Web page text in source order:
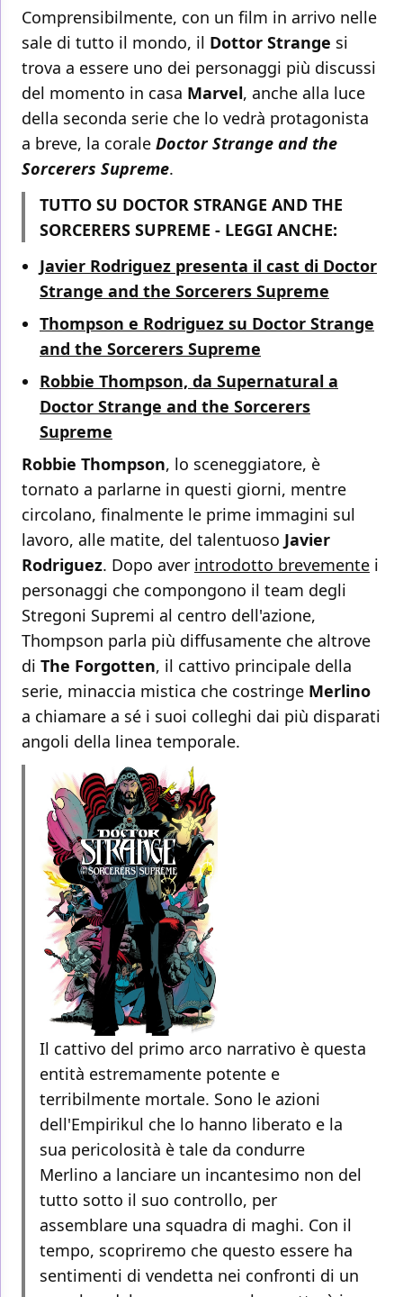
Comprensibilmente, con un film in arrivo nelle
sale di tutto il mondo, il Dottor Strange si
trova a essere uno dei personaggi più discussi
del momento in casa Marvel, anche alla luce
della seconda serie che lo vedrà protagonista
a breve, la corale Doctor Strange and the
Sorcerers Supreme.
TUTTO SU DOCTOR STRANGE AND THE
SORCERERS SUPREME - LEGGI ANCHE:
Javier Rodriguez presenta il cast di Doctor
Strange and the Sorcerers Supreme
Thompson e Rodriguez su Doctor Strange
and the Sorcerers Supreme
Robbie Thompson, da Supernatural a
Doctor Strange and the Sorcerers
Supreme
Robbie Thompson, lo sceneggiatore, è
tornato a parlarne in questi giorni, mentre
circolano, finalmente le prime immagini sul
lavoro, alle matite, del talentuoso Javier
Rodriguez. Dopo aver introdotto brevemente i
personaggi che compongono il team degli
Stregoni Supremi al centro dell'azione,
Thompson parla più diffusamente che altrove
di The Forgotten, il cattivo principale della
serie, minaccia mistica che costringe Merlino
a chiamare a sé i suoi colleghi dai più disparati
angoli della linea temporale.
Il cattivo del primo arco narrativo è questa
entità estremamente potente e
terribilmente mortale. Sono le azioni
dell'Empirikul che lo hanno liberato e la
sua pericolosità è tale da condurre
Merlino a lanciare un incantesimo non del
tutto sotto il suo controllo, per
assemblare una squadra di maghi. Con il
tempo, scopriremo che questo essere ha
sentimenti di vendetta nei confronti di un